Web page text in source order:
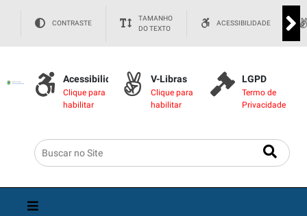
CONTRASTE
TAMANHO
DO TEXTO
ACESSIBILIDADE
Acessibilidade
Clique para
habilitar
V-Libras
Clique para
habilitar
LGPD
Termo de
Privacidade